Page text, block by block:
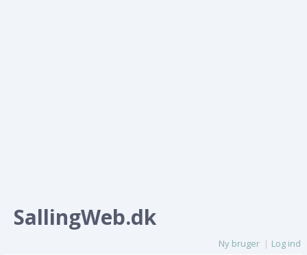
SallingWeb.dk
Ny bruger Log ind